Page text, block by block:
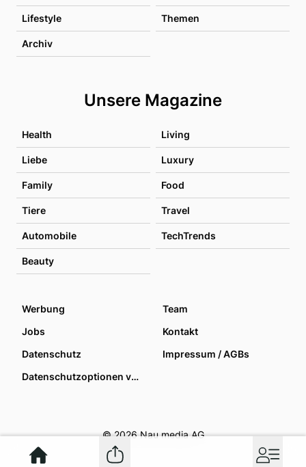
Lifestyle Themen
Archiv
Unsere Magazine
Health Living
Liebe Luxury
Family Food
Tiere Travel
Automobile TechTrends
Beauty
Werbung
Team
Jobs
Kontakt
Datenschutz
Impressum / AGBs
Datenschutzoptionen verwalten
© 2026 Nau media AG